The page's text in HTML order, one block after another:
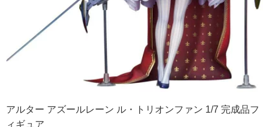
アルター アズールレーン ル・トリオンファン 1/7 完成品フ
ィギュア